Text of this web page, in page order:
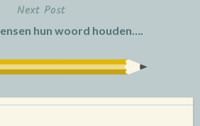
Next Post
hun woord houden….